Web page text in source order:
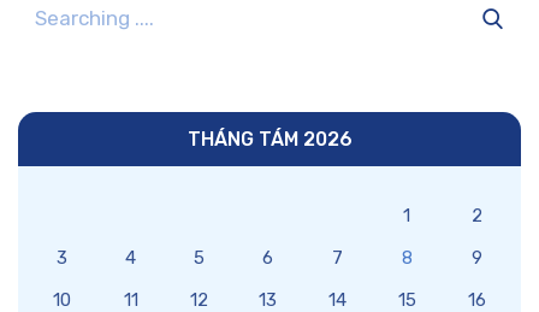
THÁNG TÁM 2026
1
2
3
4 5 6 7 8
9
10
11 12 13 14 15
16